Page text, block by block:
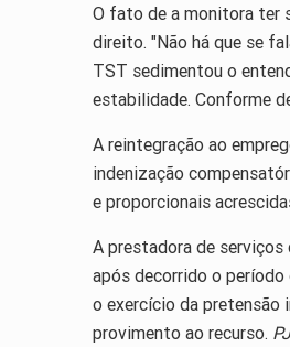
O fato de a monitora ter
direito. "Não há que se
TST sedimentou o
estabilidade. Conforme
A reintegração ao
indenização
e proporcionais
A prestadora de serviços
após decorrido o
o exercício da pretensão
provimento ao recurso.